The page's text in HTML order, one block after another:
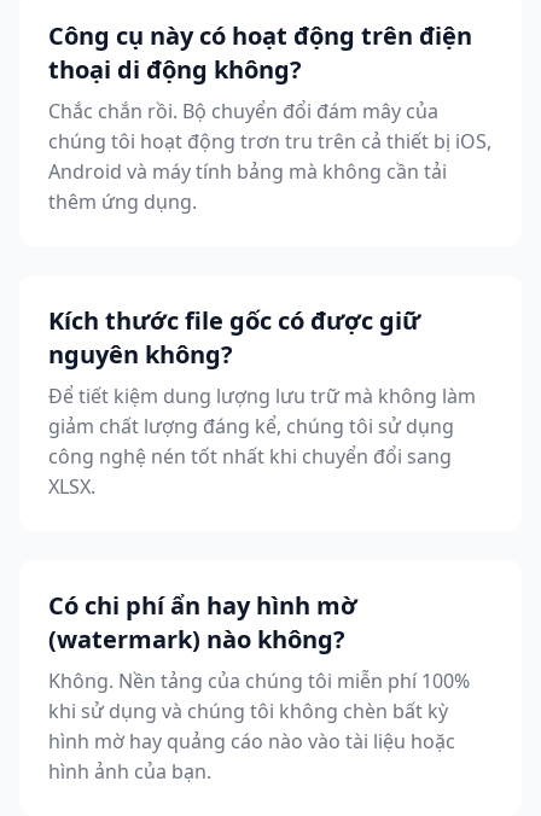
Công cụ này có hoạt động trên điện
thoại di động không?
Chắc chắn rồi. Bộ chuyển đổi đám mây của
chúng tôi hoạt động trơn tru trên cả thiết bị iOS,
Android và máy tính bảng mà không cần tải
thêm ứng dụng.
Kích thước file gốc có được giữ
nguyên không?
Để tiết kiệm dung lượng lưu trữ mà không làm
giảm chất lượng đáng kể, chúng tôi sử dụng
công nghệ nén tốt nhất khi chuyển đổi sang
XLSX.
Có chi phí ẩn hay hình mờ
(watermark) nào không?
Không. Nền tảng của chúng tôi miễn phí 100%
khi sử dụng và chúng tôi không chèn bất kỳ
hình mờ hay quảng cáo nào vào tài liệu hoặc
hình ảnh của bạn.